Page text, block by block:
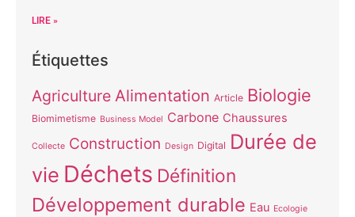
LIRE »
Étiquettes
Agriculture Alimentation Article Biologie
Biomimetisme Business Model Carbone Chaussures
Collecte Construction Design Digital Durée de
vie Déchets Définition
Développement durable Eau Ecologie